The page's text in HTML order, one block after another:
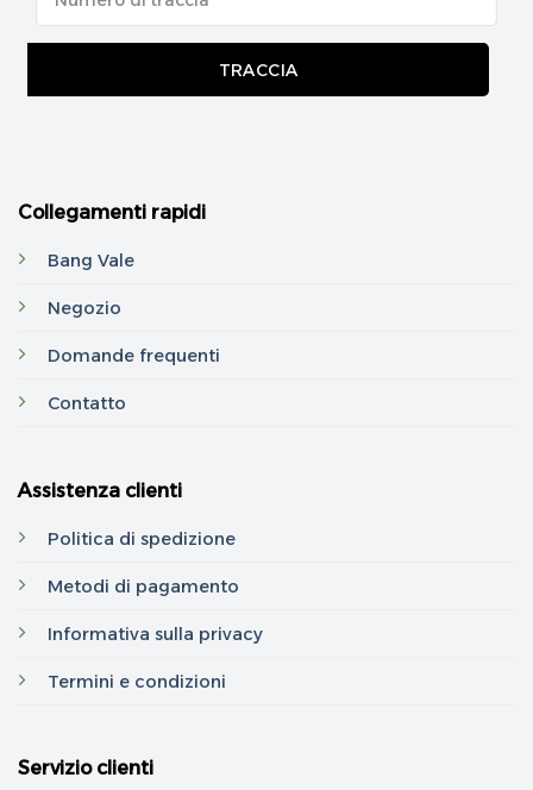
TRACCIA
Collegamenti rapidi
Bang Vale
Negozio
Domande frequenti
Contatto
Assistenza clienti
Politica di spedizione
Metodi di pagamento
Informativa sulla privacy
Termini e condizioni
Servizio clienti